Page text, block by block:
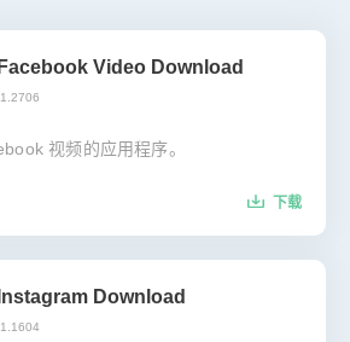
Video Download
视频的应用程序。
下载
Download